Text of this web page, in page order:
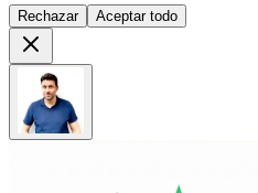
Rechazar Aceptar todo